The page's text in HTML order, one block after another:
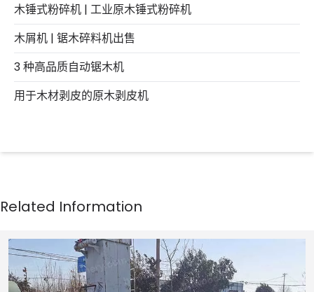
木锤式粉碎机 | 工业原木锤式粉碎机
木屑机 | 锯木碎料机出售
3 种高品质自动锯木机
用于木材剥皮的原木剥皮机